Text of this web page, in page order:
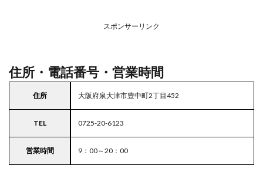
スポンサーリンク
住所・電話番号・営業時間
住所 大阪府泉大津市豊中町2丁目452
TEL 0725-20-6123
営業時間 9：00～20：00